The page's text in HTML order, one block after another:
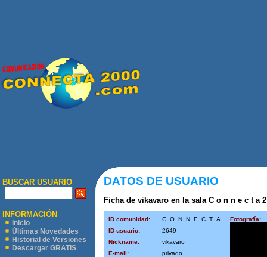
BUSCAR USUARIO
INFORMACIÓN
Inicio
Últimas Novedades
Historial de Versiones
Descargar GRATIS
DATOS DE USUARIO
Ficha de vikavaro en la sala C o n n e c t a
ID comunidad: C_O_N_N_E_C_T_A
Fotografía:
ID usuario:
2649
Nickname:
vikavaro
E-mail:
privado